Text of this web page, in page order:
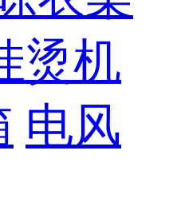
烫机
电风